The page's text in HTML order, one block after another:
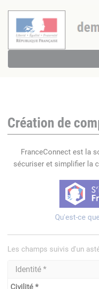
Création de
FranceConnect est la
sécuriser et simplifier la
Qu'est-ce
Les champs suivis d'un
Identité *
Civilité *